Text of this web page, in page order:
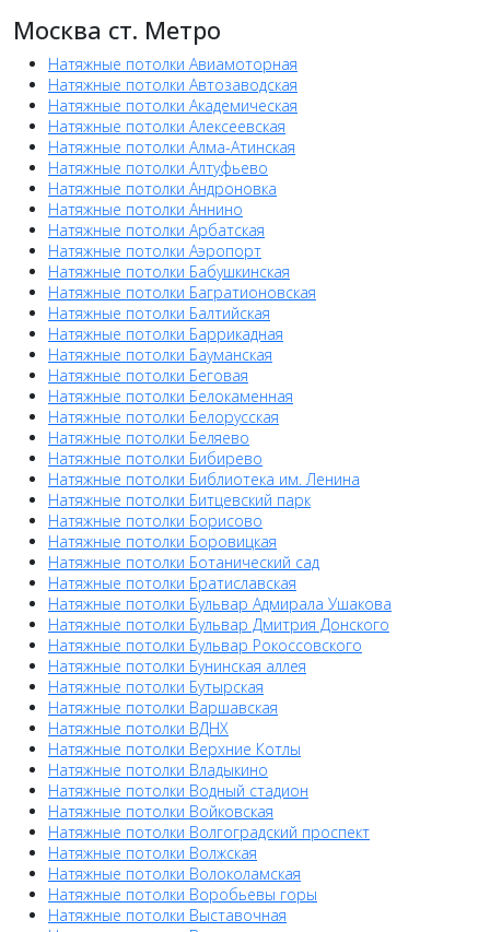
Москва ст. Метро
Натяжные потолки Авиамоторная
Натяжные потолки Автозаводская
Натяжные потолки Академическая
Натяжные потолки Алексеевская
Натяжные потолки Алма-Атинская
Натяжные потолки Алтуфьево
Натяжные потолки Андроновка
Натяжные потолки Аннино
Натяжные потолки Арбатская
Натяжные потолки Аэропорт
Натяжные потолки Бабушкинская
Натяжные потолки Багратионовская
Натяжные потолки Балтийская
Натяжные потолки Баррикадная
Натяжные потолки Бауманская
Натяжные потолки Беговая
Натяжные потолки Белокаменная
Натяжные потолки Белорусская
Натяжные потолки Беляево
Натяжные потолки Бибирево
Натяжные потолки Библиотека им. Ленина
Натяжные потолки Битцевский парк
Натяжные потолки Борисово
Натяжные потолки Боровицкая
Натяжные потолки Ботанический сад
Натяжные потолки Братиславская
Натяжные потолки Бульвар Адмирала Ушакова
Натяжные потолки Бульвар Дмитрия Донского
Натяжные потолки Бульвар Рокоссовского
Натяжные потолки Бунинская аллея
Натяжные потолки Бутырская
Натяжные потолки Варшавская
Натяжные потолки ВДНХ
Натяжные потолки Верхние Котлы
Натяжные потолки Владыкино
Натяжные потолки Водный стадион
Натяжные потолки Войковская
Натяжные потолки Волгоградский проспект
Натяжные потолки Волжская
Натяжные потолки Волоколамская
Натяжные потолки Воробьевы горы
Натяжные потолки Выставочная